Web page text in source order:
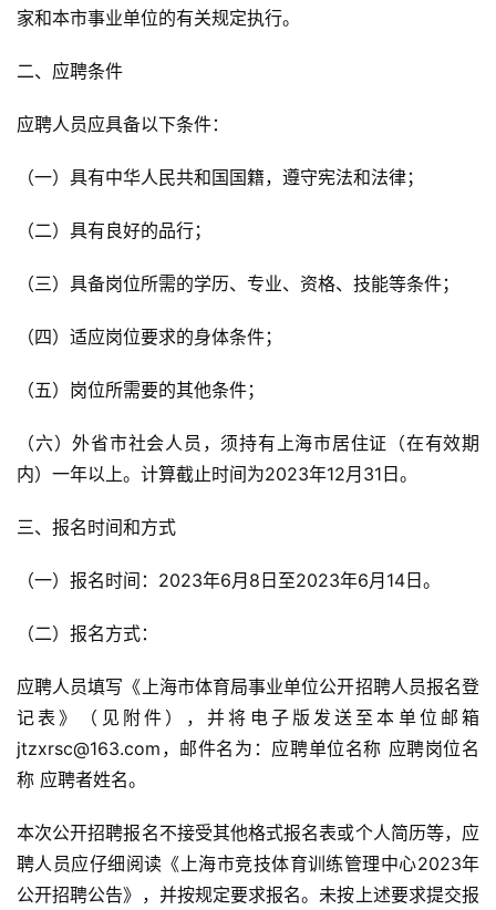
家和本市事业单位的有关规定执行。
二、应聘条件
应聘人员应具备以下条件：
（一）具有中华人民共和国国籍，遵守宪法和法律；
（二）具有良好的品行；
（三）具备岗位所需的学历、专业、资格、技能等条件；
（四）适应岗位要求的身体条件；
（五）岗位所需要的其他条件；
（六）外省市社会人员，须持有上海市居住证（在有效期
内）一年以上。计算截止时间为2023年12月31日。
三、报名时间和方式
（一）报名时间：2023年6月8日至2023年6月14日。
（二）报名方式：
应聘人员填写《上海市体育局事业单位公开招聘人员报名登
记表》（见附件），并将电子版发送至本单位邮箱
jtzxrsc@163.com，邮件名为：应聘单位名称 应聘岗位名
称 应聘者姓名。
本次公开招聘报名不接受其他格式报名表或个人简历等，应
聘人员应仔细阅读《上海市竞技体育训练管理中心2023年
公开招聘公告》，并按规定要求报名。未按上述要求提交报